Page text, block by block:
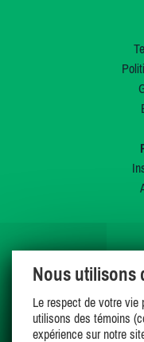
Nous utilisons
Le respect de votre vie
utilisons des témoins
expérience sur notre